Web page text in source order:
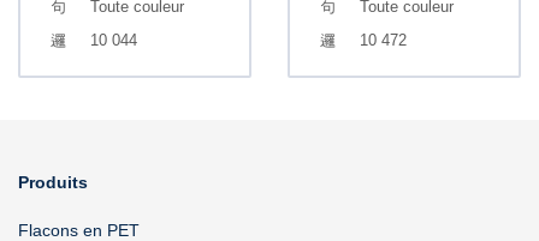
Toute couleur
10 044
Toute couleur
10 472
Produits
Flacons en PET